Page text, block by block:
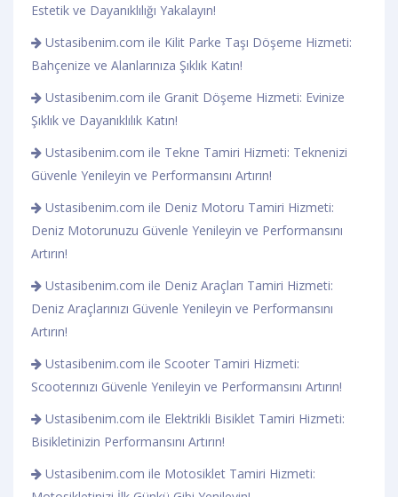
Estetik ve Dayanıklılığı Yakalayın!
Ustasibenim.com ile Kilit Parke Taşı Döşeme Hizmeti:
Bahçenize ve Alanlarınıza Şıklık Katın!
Ustasibenim.com ile Granit Döşeme Hizmeti: Evinize
Şıklık ve Dayanıklılık Katın!
Ustasibenim.com ile Tekne Tamiri Hizmeti: Teknenizi
Güvenle Yenileyin ve Performansını Artırın!
Ustasibenim.com ile Deniz Motoru Tamiri Hizmeti:
Deniz Motorunuzu Güvenle Yenileyin ve Performansını
Artırın!
Ustasibenim.com ile Deniz Araçları Tamiri Hizmeti:
Deniz Araçlarınızı Güvenle Yenileyin ve Performansını
Artırın!
Ustasibenim.com ile Scooter Tamiri Hizmeti:
Scooterınızı Güvenle Yenileyin ve Performansını Artırın!
Ustasibenim.com ile Elektrikli Bisiklet Tamiri Hizmeti:
Bisikletinizin Performansını Artırın!
Ustasibenim.com ile Motosiklet Tamiri Hizmeti: